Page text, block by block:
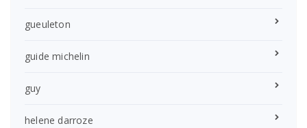
gueuleton
guide michelin
guy
helene darroze